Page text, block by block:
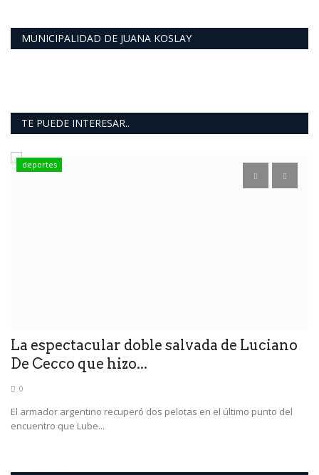
MUNICIPALIDAD DE JUANA KOSLAY
TE PUEDE INTERESAR..
deportes
La espectacular doble salvada de Luciano
De Cecco que hizo...
0
El armador argentino recuperó dos pelotas en el último punto del
encuentro que Lube...